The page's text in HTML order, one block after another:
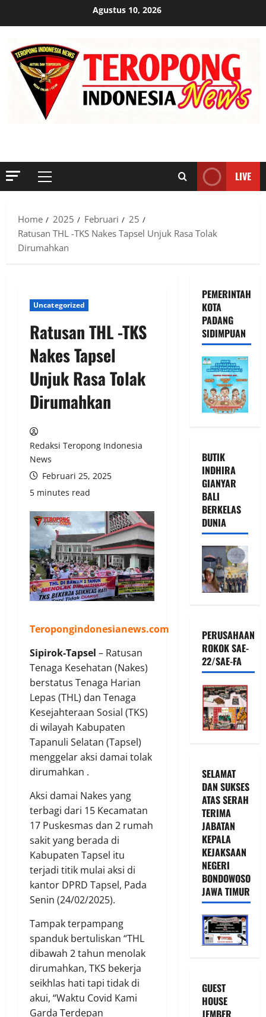
Agustus 10, 2026
Primary
LIVE
Home 2025 Februari
25
Ratusan THL -TKS Nakes Tapsel Unjuk Rasa Tolak
Dirumahkan
Uncategorized
Ratusan THL -TKS
Nakes Tapsel
Unjuk Rasa Tolak
Dirumahkan
Redaksi Teropong Indonesia
News
Februari 25, 2025
5 minutes read
Teropongindonesianews.com
Sipirok-Tapsel – Ratusan
Tenaga Kesehatan (Nakes)
berstatus Tenaga Harian
Lepas (THL) dan Tenaga
Kesejahteraan Sosial (TKS)
di wilayah Kabupaten
Tapanuli Selatan (Tapsel)
menggelar aksi damai tolak
dirumahkan .
Aksi damai Nakes yang
terbagi dari 15 Kecamatan
17 Puskesmas dan 2 rumah
sakit yang berada di
Kabupaten Tapsel itu
terjadi titik mulai aksi di
kantor DPRD Tapsel, Pada
Senin (24/02/2025).
Tampak terpampang
spanduk bertuliskan “THL
dibawah 2 tahun menolak
dirumahkan, TKS bekerja
seikhlas hati tapi tidak di
akui, “Waktu Covid Kami
Garda Terdepan
PEMERINTAH
KOTA
PADANG
SIDIMPUAN
BUTIK
INDHIRA
GIANYAR
BALI
BERKELAS
DUNIA
PERUSAHAAN
ROKOK SAE-
22/SAE-FA
SELAMAT
DAN SUKSES
ATAS SERAH
TERIMA
JABATAN
KEPALA
KEJAKSAAN
NEGERI
BONDOWOSO
JAWA TIMUR
GUEST
HOUSE
JEMBER